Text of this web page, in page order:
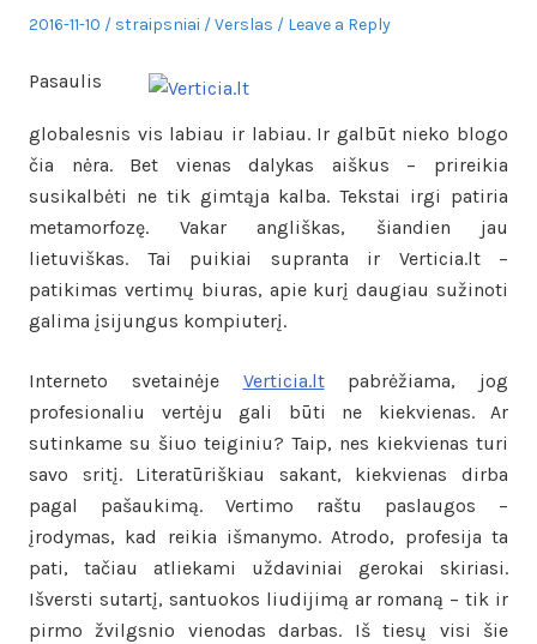
Posted
2016-11-10 Author
straipsniai
Posted
Verslas Leave a Reply
Pasaulis
globalesnis vis labiau ir labiau. Ir galbūt nieko blogo
čia nėra. Bet vienas dalykas aiškus – prireikia
susikalbėti ne tik gimtąja kalba. Tekstai irgi patiria
metamorfozę. Vakar angliškas, šiandien jau
lietuviškas. Tai puikiai supranta ir Verticia.lt –
patikimas vertimų biuras, apie kurį daugiau sužinoti
galima įsijungus kompiuterį.
Interneto svetainėje Verticia.ltpabrėžiama, jog
profesionaliu vertėju gali būti ne kiekvienas. Ar
sutinkame su šiuo teiginiu? Taip, nes kiekvienas turi
savo sritį. Literatūriškiau sakant, kiekvienas dirba
pagal pašaukimą. Vertimo raštu paslaugos –
įrodymas, kad reikia išmanymo. Atrodo, profesija ta
pati, tačiau atliekami uždaviniai gerokai skiriasi.
Išversti sutartį, santuokos liudijimą ar romaną – tik ir
pirmo žvilgsnio vienodas darbas. Iš tiesų visi šie